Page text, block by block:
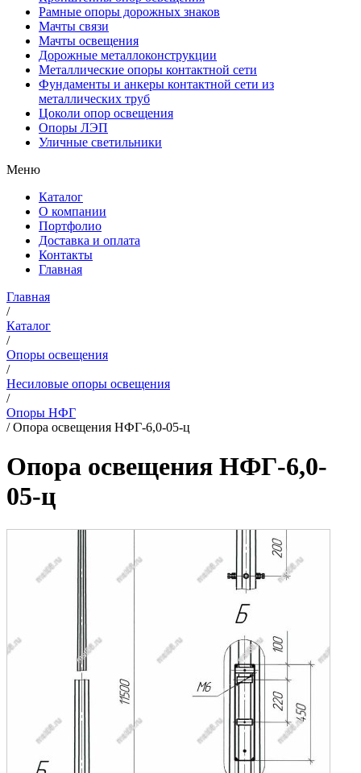
Рамные опоры дорожных знаков
Мачты связи
Мачты освещения
Дорожные металлоконструкции
Металлические опоры контактной сети
Фундаменты и анкеры контактной сети из
металлических труб
Цоколи опор освещения
Опоры ЛЭП
Уличные светильники
Меню
Каталог
О компании
Портфолио
Доставка и оплата
Контакты
Главная
Главная
/
Каталог
/
Опоры освещения
/
Несиловые опоры освещения
/
Опоры НФГ
/Опора освещения НФГ-6,0-05-ц
Опора освещения НФГ-6,0-
05-ц